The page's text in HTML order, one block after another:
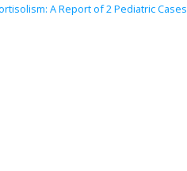
A Report of 2 Pediatric Cases